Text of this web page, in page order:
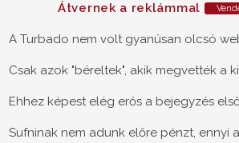
Átvernek a reklámmal
A Turbado nem volt gyanúsan olcsó
Csak azok "béreltek", akik megvették a
Ehhez képest elég erős a bejegyzés
Sufninak nem adunk előre pénzt, ennyi